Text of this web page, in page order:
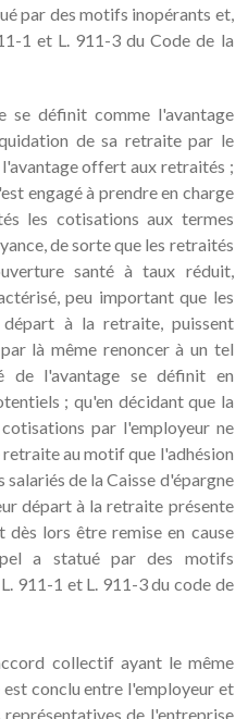
par des motifs inopérants et,
1 et L. 911-3 du Code de la
se définit comme l'avantage
de sa retraite par le
offert aux retraités ;
engagé à prendre en charge
les cotisations aux termes
de sorte que les retraités
santé à taux réduit,
peu important que les
à la retraite, puissent
là même renoncer à un tel
de l'avantage se définit en
; qu'en décidant que la
par l'employeur ne
au motif que l'adhésion
de la Caisse d'épargne
départ à la retraite présente
lors être remise en cause
a statué par des motifs
911-1 et L. 911-3 du code de
collectif ayant le même
conclu entre l'employeur et
de l'entreprise